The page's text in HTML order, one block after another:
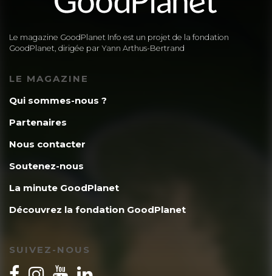
Le magazine GoodPlanet Info est un projet de la fondation
GoodPlanet, dirigée par Yann Arthus-Bertrand
LE MAGAZINE
Qui sommes-nous ?
Partenaires
Nous contacter
Soutenez-nous
La minute GoodPlanet
Découvrez la fondation GoodPlanet
SUIVEZ-NOUS